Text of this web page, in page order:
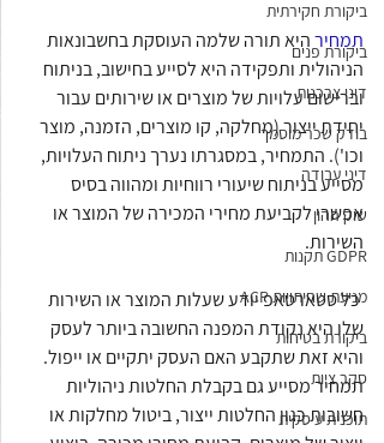
ביקורת חקירתית
ביקורת פנים
דיני צרכנות
בודק שכר מוסמך
דיני עבודה
שוק ההון
GDPR תקנות
מניעת שחיתויות ACP
ביקורת בטיחות
סקר ציות
תוכנית עיסקית
תמחיר היא תורה שלמה העוסקת בחשבונאות
הניהולית ותפקידה היא לסייע בחישוב, בניתוח
וברישום עלויות של מוצרים או שירותים עבור
יחידת ייצור (מחלקה, קו מוצרים, הזמנה, מוצר
וכו'). התמחיר, במסגרתו נערך ניתוח העלויות,
מסייע בניתוח שיעורי רווחיות ומהווה בסיס
אפשרי לקביעת מחירי המכירה של המוצר או
השירות.
כל סטארטאפ יודע שעלות המוצר או השירות
שלו היא נקודת המפנה החשובה ביותר לעסק
והיא זאת שתקבע האם העסק יתקיים או ייפול.
תמחיר מסייע גם בקבלת החלטות ניהוליות
חשובות כגון החלטות ייצור, ביטול מחלקות או